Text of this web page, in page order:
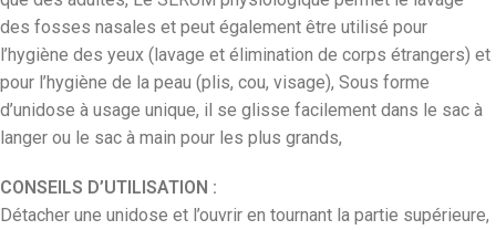
des fosses nasales et peut également être utilisé pour
l’hygiène des yeux (lavage et élimination de corps étrangers) et
pour l’hygiène de la peau (plis, cou, visage), Sous forme
d’unidose à usage unique, il se glisse facilement dans le sac à
langer ou le sac à main pour les plus grands,
CONSEILS D’UTILISATION :
Détacher une unidose et l’ouvrir en tournant la partie supérieure,